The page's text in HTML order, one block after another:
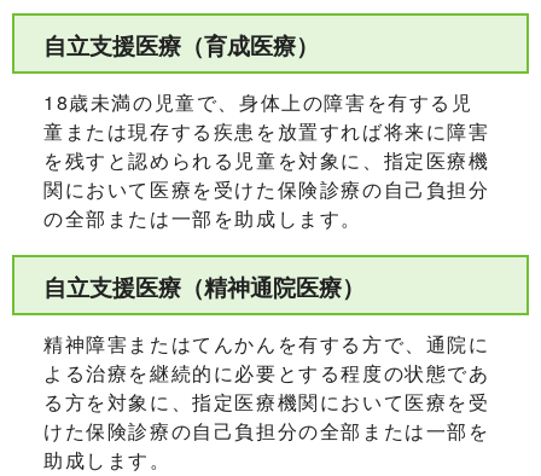
自立支援医療（育成医療）
18歳未満の児童で、身体上の障害を有する児
童または現存する疾患を放置すれば将来に障害
を残すと認められる児童を対象に、指定医療機
関において医療を受けた保険診療の自己負担分
の全部または一部を助成します。
自立支援医療（精神通院医療）
精神障害またはてんかんを有する方で、通院に
よる治療を継続的に必要とする程度の状態であ
る方を対象に、指定医療機関において医療を受
けた保険診療の自己負担分の全部または一部を
助成します。